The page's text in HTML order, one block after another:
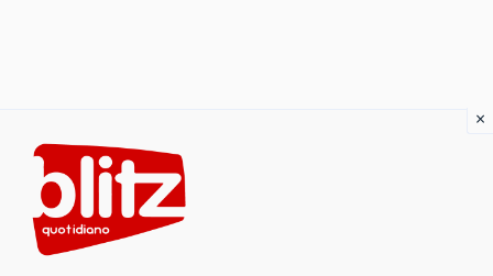
content
×